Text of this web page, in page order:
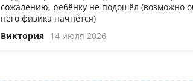
сожалению, ребёнку не подошёл (возможно
него физика начнётся)
Виктория 14 июля 2026